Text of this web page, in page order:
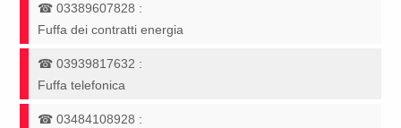
☎03389607828 :
Fuffa dei contratti energia
☎03939817632 :
Fuffa telefonica
☎03484108928 :